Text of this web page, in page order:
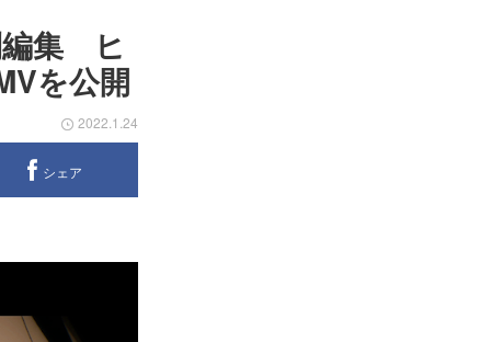
編集 ヒ
を公開
2022.1.24
シェア